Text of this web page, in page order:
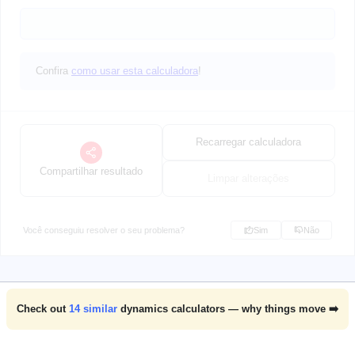
Confira como usar esta calculadora!
Compartilhar resultado
Recarregar calculadora
Você conseguiu resolver o seu problema? Sim Não
Check out 14similar dynamics calculators — why things move ➡️